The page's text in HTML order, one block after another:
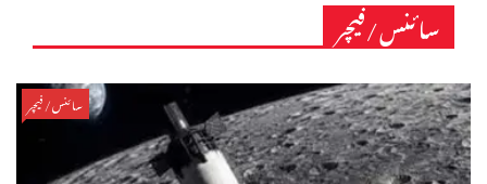
سائنس/فیچر
سائنس/فیچر